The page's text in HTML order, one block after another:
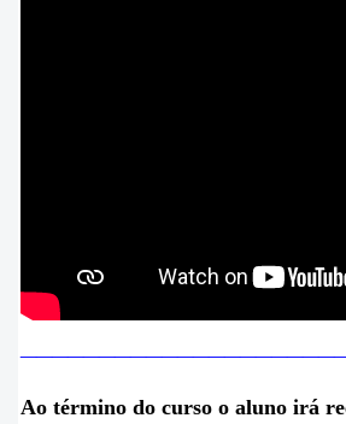
Ao término do curso o aluno irá